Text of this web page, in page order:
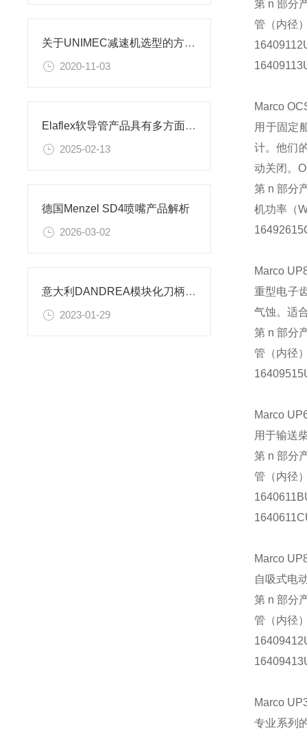
关于UNIMEC减速机选型的方法技巧
2020-11-03
Elaflex软导管产品具有多方面的优良性能
2025-02-13
德国Menzel SD4喷嘴产品解析
2026-03-02
意大利DANDREA模块化刀柄 PSC
2023-01-29
第 n 部分
管（内径
16409112
16409113
Marco
用于固定
计。他们
动关闭。
第 n 部分
机功率（
16492615
Marco
重型电子
气蚀。适
第 n 部分
管（内径
16409515
Marco
用于输送
第 n 部分
管（内径
1640611B
1640611C
Marco
自吸式电
第 n 部分
管（内径
16409412
16409413
Marco
专业系列